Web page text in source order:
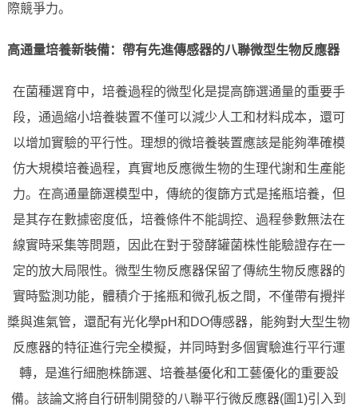
際競爭力。
高通量培養新裝備：帶有先進傳感器的八聯微型生物反應器
在菌種選育中，培養過程的微型化是提高篩選通量的重要手
段，通過縮小培養裝置不僅可以減少人工和材料成本，還可
以增加實驗的平行性。理想的微培養裝置應該是能夠準確模
仿大規模培養過程，真實地反應微生物的生理代謝和生產能
力。在高通量篩選模型中，傳統的復篩方式是搖瓶培養，但
是其存在數據密度低，培養條件不能調控、過程參數無法在
線實時采集等問題，因此在對于發酵罐菌株性能驗證存在一
定的放大局限性。微型生物反應器保留了傳統生物反應器的
實時監測功能，體積介于搖瓶和微孔板之間，不僅帶有攪拌
槳與進氣管，還配有光化學pH和DO傳感器，能夠對大型生物
反應器的特征進行完全模擬，并同時對多個實驗進行平行運
轉，是進行細胞株篩選、培養基優化和工藝優化的重要設
備。該論文將自行研制開發的八聯平行微反應器(圖1)引入到